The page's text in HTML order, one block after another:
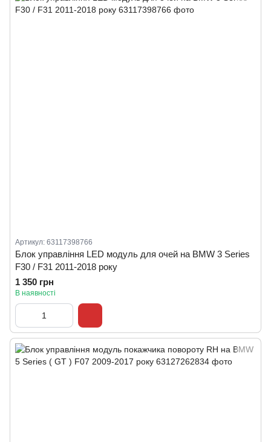
Артикул: 63117398766
Блок управління LED модуль для очей на BMW 3 Series
F30 / F31 2011-2018 року
1 350 грн
В наявності